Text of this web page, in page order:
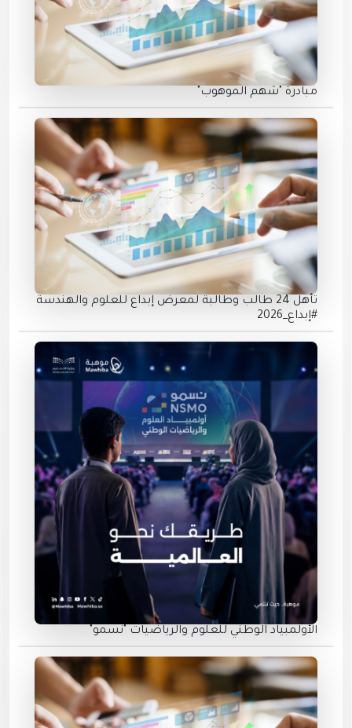
مبادرة "شهم الموهوب"
تأهل 24 طالب وطالبة لمعرض إبداع للعلوم والهندسة
#إبداع_2026
الأولمبياد الوطني للعلوم والرياضيات "نسمو"